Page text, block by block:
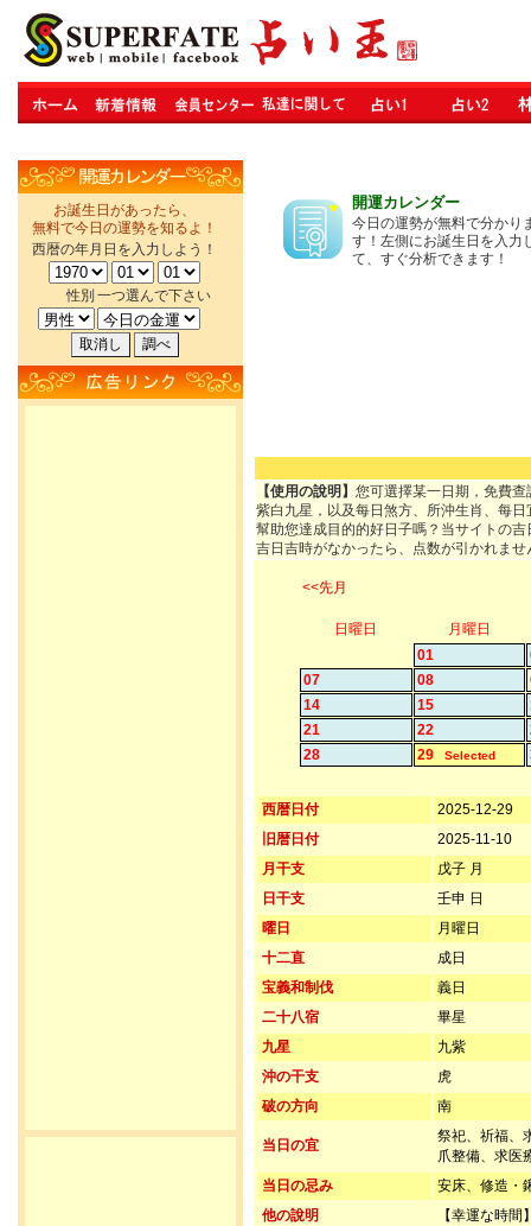
お誕生日があったら、
無料で今日の運勢を知るよ！
西暦の年月日を入力しよう！
性別 一つ選んで下さい
開運カレンダー
今日の運勢が無料で分かり
す！左側にお誕生日を入力
て、すぐ分析できます！
【使用の說明】 您可選擇某一日期，免費
紫白九星，以及每日煞方、所沖生肖、每
幫助您達成目的的好日子嗎？当サイトの
吉日吉時がなかったら、点数が引かれませ
<<先月
日曜日
月曜日
01
07
08
14
15
21
22
28
29 Selected
西暦日付
2025-12-29
旧暦日付
2025-11-10
月干支
戊子 月
日干支
壬申 日
曜日
月曜日
十二直
成日
宝義和制伐
義日
二十八宿
畢星
九星
九紫
沖の干支
虎
破の方向
南
当日の宜
祭祀、祈福、
爪整備、求医
当日の忌み
安床、修造・
他の說明
【幸運な時